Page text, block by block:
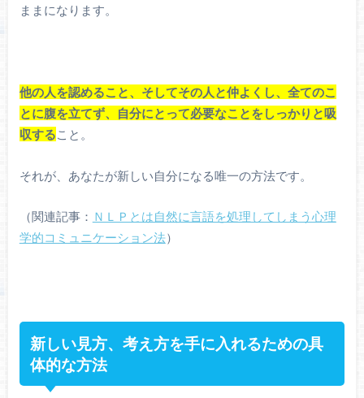
ままになります。
他の人を認めること、そしてその人と仲よくし、全てのこ
とに腹を立てず、自分にとって必要なことをしっかりと吸
収すること。
それが、あなたが新しい自分になる唯一の方法です。
（関連記事： ＮＬＰとは自然に言語を処理してしまう心理
学的コミュニケーション法）
新しい見方、考え方を手に入れるための具
体的な方法